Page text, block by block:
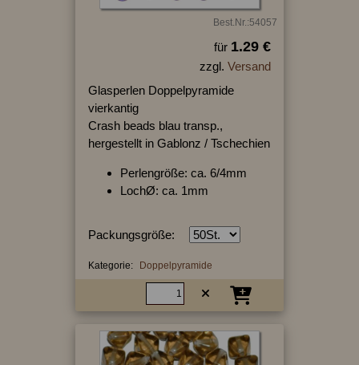
Best.Nr.:54057
für 1.29 €
zzgl. Versand
Glasperlen Doppelpyramide
vierkantig
Crash beads blau transp.,
hergestellt in Gablonz / Tschechien
Perlengröße: ca. 6/4mm
LochØ: ca. 1mm
Packungsgröße:
Kategorie: Doppelpyramide